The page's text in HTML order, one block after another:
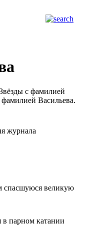
с фамилией
Васильева.
журнала
спасшуюся великую
в парном катании